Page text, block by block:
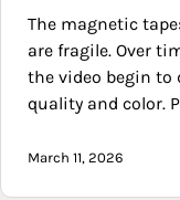
The magnetic
are fragile. Over
the video begin to
quality and color.
March 11, 2026